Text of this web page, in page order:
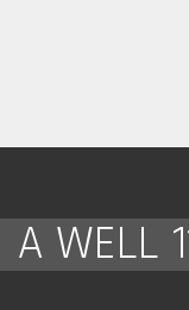
A WELL